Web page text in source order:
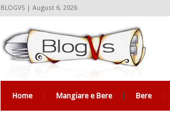
BLOGVS | August 6, 2026
Home Mangiare e Bere Bere